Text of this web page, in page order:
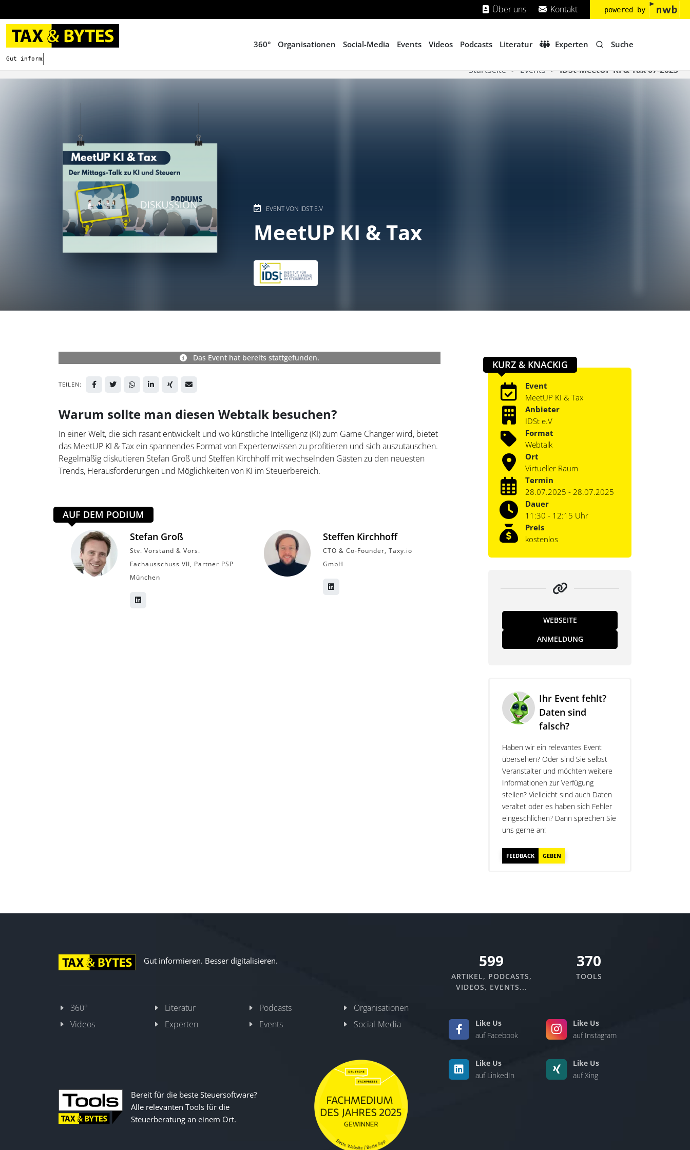
Über uns Kontakt powered by
Gut informieren. Besser digitalisieren.
360° Organisationen Social-Media Events Videos Podcasts Literatur Experten Suche
Startseite Events IDSt-MeetUP KI & Tax 07-2025
EVENT VON IDST E.V
MeetUP KI & Tax
Das Event hat bereits stattgefunden.
TEILEN:
Warum sollte man diesen Webtalk besuchen?
In einer Welt, die sich rasant entwickelt und wo künstliche Intelligenz (KI) zum Game Changer wird, bietet
das MeetUP KI & Tax ein spannendes Format von Expertenwissen zu profitieren und sich auszutauschen.
Regelmäßig diskutieren Stefan Groß und Steffen Kirchhoff mit wechselnden Gästen zu den neuesten
Trends, Herausforderungen und Möglichkeiten von KI im Steuerbereich.
AUF DEM PODIUM
Stefan Groß
Stv. Vorstand & Vors.
Fachausschuss VII, Partner PSP
München
Steffen Kirchhoff
CTO & Co-Founder, Taxy.io
GmbH
KURZ & KNACKIG
Event
MeetUP KI & Tax
Anbieter
IDSt e.V
Format
Webtalk
Ort
Virtueller Raum
Termin
28.07.2025 - 28.07.2025
Dauer
11:30 - 12:15 Uhr
Preis
kostenlos
WEBSEITE
ANMELDUNG
Ihr Event fehlt?
Daten sind
falsch?
Haben wir ein relevantes Event
übersehen? Oder sind Sie selbst
Veranstalter und möchten weitere
Informationen zur Verfügung
stellen? Vielleicht sind auch Daten
veraltet oder es haben sich Fehler
eingeschlichen? Dann sprechen Sie
uns gerne an!
FEEDBACK GEBEN
Gut informieren. Besser digitalisieren.
360° Literatur Podcasts
Organisationen
Videos
Experten Events Social-Media
Bereit für die beste Steuersoftware?
Alle relevanten Tools für die
Steuerberatung an einem Ort.
670
ARTIKEL, PODCASTS,
VIDEOS, EVENTS...
370
TOOLS
Like Us
auf Facebook
Like Us
auf Instagram
Like Us
auf LinkedIn
Like Us
auf Xing